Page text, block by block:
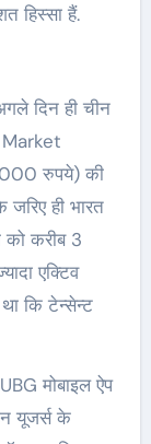
हिस्सा हैं.
दिन ही चीन
Market
रुपये) की
ही भारत
को करीब 3
एक्टिव
कि टेन्सेन्ट
मोबाइल ऐप
यूजर्स के